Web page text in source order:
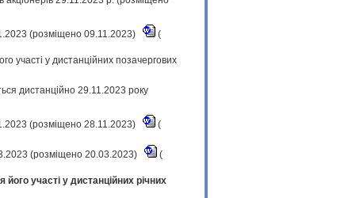
(розміщено 09.11.2023)
(
участі у дистанційних позачергових
дистанційно 29.11.2023 року
(розміщено 28.11.2023)
(
(розміщено 20.03.2023)
(
участі у дистанційних річних